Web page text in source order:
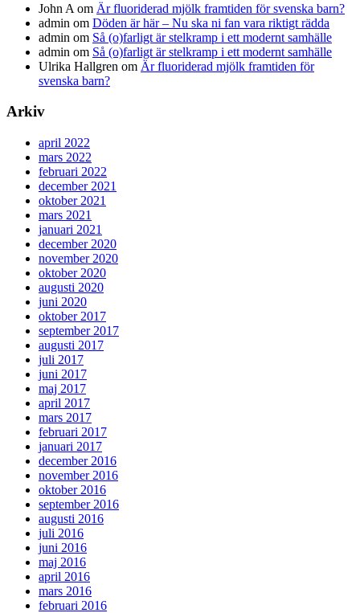
John A om Är fluoriderad mjölk framtiden för svenska barn?
admin om Döden är här – Nu ska ni fan vara riktigt rädda
admin om Så (o)farligt är stelkramp i ett modernt samhälle
admin om Så (o)farligt är stelkramp i ett modernt samhälle
Ulrika Hallgren om Är fluoriderad mjölk framtiden för
svenska barn?
Arkiv
april 2022
mars 2022
februari 2022
december 2021
oktober 2021
mars 2021
januari 2021
december 2020
november 2020
oktober 2020
augusti 2020
juni 2020
oktober 2017
september 2017
augusti 2017
juli 2017
juni 2017
maj 2017
april 2017
mars 2017
februari 2017
januari 2017
december 2016
november 2016
oktober 2016
september 2016
augusti 2016
juli 2016
juni 2016
maj 2016
april 2016
mars 2016
februari 2016